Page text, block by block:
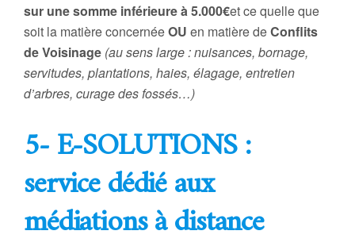
sur une somme inférieure à 5.000€et ce quelle que
soit la matière concernéeOU en matière deConflits
de Voisinage (au sens large : nuisances, bornage,
servitudes, plantations, haies, élagage, entretien
d’arbres, curage des fossés…)
5- E-SOLUTIONS :
service dédié aux
médiations à distance